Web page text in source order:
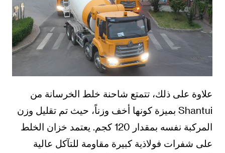
علاوة على ذلك، تتمتع شاحنة خلط الخرسانة من
Shantui بميزة كونها أخف وزناً، حيث تم تقليل وزن
المركبة نفسه بمقدار 120 كجم. يعتمد خزان الخلط
على شفرات فولاذية كبيرة مقاومة للتآكل عالية